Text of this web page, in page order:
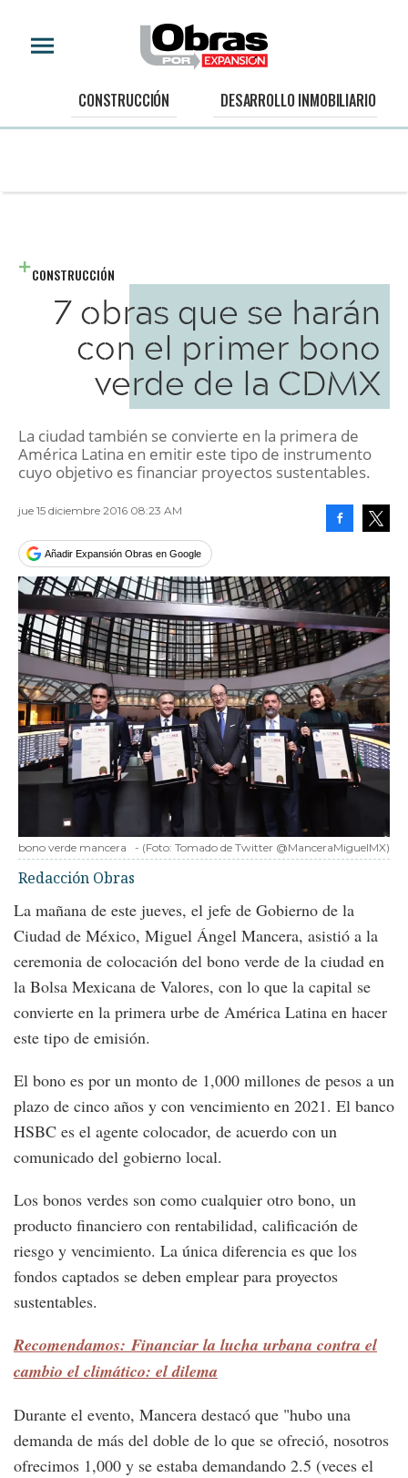
CONSTRUCCIÓN DESARROLLO INMOBILIARIO
CONSTRUCCIÓN
7 obras que se harán
con el primer bono
verde de la CDMX
La ciudad también se convierte en la primera de
América Latina en emitir este tipo de instrumento
cuyo objetivo es financiar proyectos sustentables.
jue 15 diciembre 2016 08:23 AM
Añadir Expansión Obras en Google
bono verde mancera - (Foto: Tomado de Twitter @ManceraMiguelMX)
Redacción Obras
La mañana de este jueves, el jefe de Gobierno de la
Ciudad de México, Miguel Ángel Mancera, asistió a la
ceremonia de colocación del bono verde de la ciudad en
la Bolsa Mexicana de Valores, con lo que la capital se
convierte en la primera urbe de América Latina en hacer
este tipo de emisión.
El bono es por un monto de 1,000 millones de pesos a un
plazo de cinco años y con vencimiento en 2021. El banco
HSBC es el agente colocador, de acuerdo con un
comunicado del gobierno local.
Los bonos verdes son como cualquier otro bono, un
producto financiero con rentabilidad, calificación de
riesgo y vencimiento. La única diferencia es que los
fondos captados se deben emplear para proyectos
sustentables.
Recomendamos: Financiar la lucha urbana contra el
cambio el climático: el dilema
Durante el evento, Mancera destacó que "hubo una
demanda de más del doble de lo que se ofreció, nosotros
ofrecimos 1,000 y se estaba demandando 2.5 (veces el